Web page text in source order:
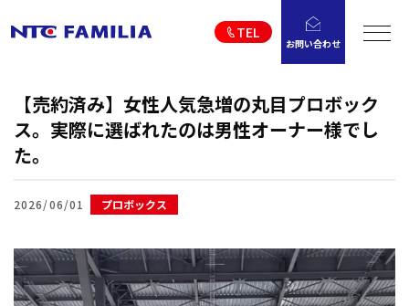
TEL
お問い合わせ
【売約済み】女性人気急増の丸目プロボック
ス。実際に選ばれたのは男性オーナー様でし
た。
2026/06/01 プロボックス